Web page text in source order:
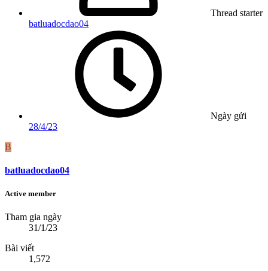
Thread starter
batluadocdao04
Ngày gửi
28/4/23
B
batluadocdao04
Active member
Tham gia ngày
31/1/23
Bài viết
1,572